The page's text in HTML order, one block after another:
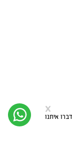
סגירה
x
דברו איתנו